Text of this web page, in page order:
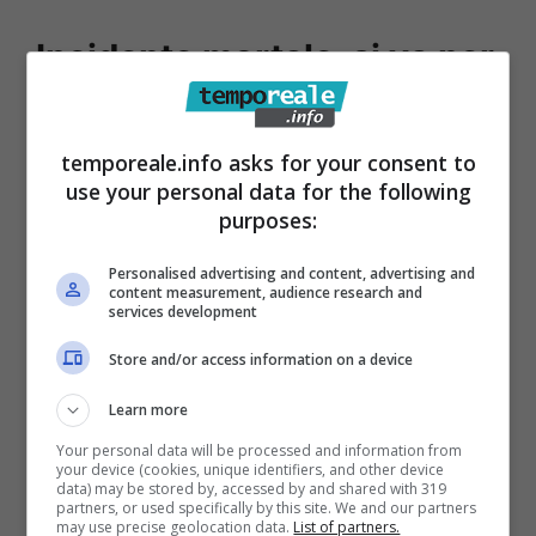
Incidente mortale, si va per
Come riporta il The Guardian la famiglia del
tycoon thailandese
ha chiesto alla Leonardo
(sarebbero oltre 2,5 miliardi di euro), il più
grande risarcimento mai visto nella storia
dell’umanità. Ovviamente se venisse
concordato. Questo risarcimento è stato
richiesto come una sorta di compensazione
per la morte di Srivaddhanaprabha, che era
anche amministratore delegato della King
temporeale.info asks for your consent to
use your personal data for the following
purposes:
Personalised advertising and content, advertising and
content measurement, audience research and
services development
Store and/or access information on a device
Learn more
Your personal data will be processed and information from
your device (cookies, unique identifiers, and other device
data) may be stored by, accessed by and shared with 319
partners, or used specifically by this site. We and our partners
may use precise geolocation data. List of partners.